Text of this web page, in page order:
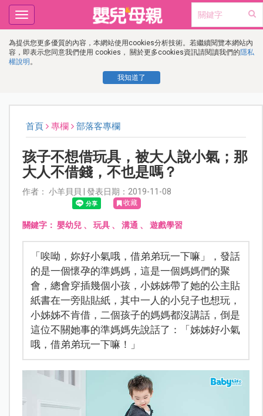
為提供您更多優質的內容，本網站使用cookies分析技術。若繼續閱覽本網站內
容，即表示您同意我們使用 cookies， 關於更多cookies資訊請閱讀我們的隱私
權說明 。
我知道了
Toggle
navigation
首頁 專欄 部落客專欄
孩子不想借玩具，被大人說小氣；那
大人不借錢，不也是嗎？
作者： 小羊貝貝 | 發表日期：2019-11-08
收藏
關鍵字： 嬰幼兒、 玩具、 溝通 、 遊戲學習
「唉呦，妳好小氣哦，借弟弟玩一下嘛」，發話
的是一個懷孕的準媽媽，這是一個媽媽們的聚
會，總會穿插幾個小孩，小姊姊帶了她的公主貼
紙書在一旁貼貼紙，其中一人的小兒子也想玩，
小姊姊不肯借，二個孩子的媽媽都沒講話，倒是
這位不關她事的準媽媽先說話了：「姊姊好小氣
哦，借弟弟玩一下嘛！」